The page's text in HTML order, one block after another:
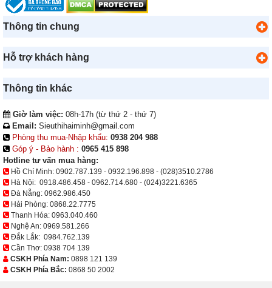
Thông tin chung
Hỗ trợ khách hàng
Thông tin khác
Giờ làm việc: 08h-17h (từ thứ 2 - thứ 7)
Email: Sieuthihaiminh@gmail.com
Phòng thu mua-Nhập khẩu: 0938 204 988
Góp ý - Bảo hành : 0965 415 898
Hotline tư vấn mua hàng:
Hồ Chí Minh: 0902.787.139 - 0932.196.898 - (028)3510.2786
Hà Nội: 0918.486.458 - 0962.714.680 - (024)3221.6365
Đà Nẵng: 0962.986.450
Hải Phòng: 0868.22.7775
Thanh Hóa: 0963.040.460
Nghệ An: 0969.581.266
Đắk Lắk: 0984.762.139
Cần Thơ: 0938 704 139
CSKH Phía Nam: 0898 121 139
CSKH Phía Bắc: 0868 50 2002